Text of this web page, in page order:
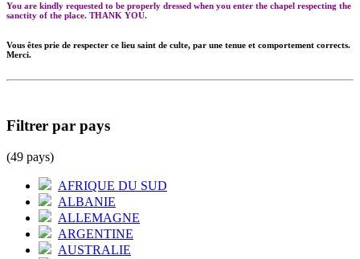
You are kindly requested to be properly dressed when you enter the chapel respecting the
sanctity of the place. THANK YOU.
Vous êtes prie de respecter ce lieu saint de culte, par une tenue et comportement corrects.
Merci.
Filtrer par pays
(49 pays)
AFRIQUE DU SUD
ALBANIE
ALLEMAGNE
ARGENTINE
AUSTRALIE